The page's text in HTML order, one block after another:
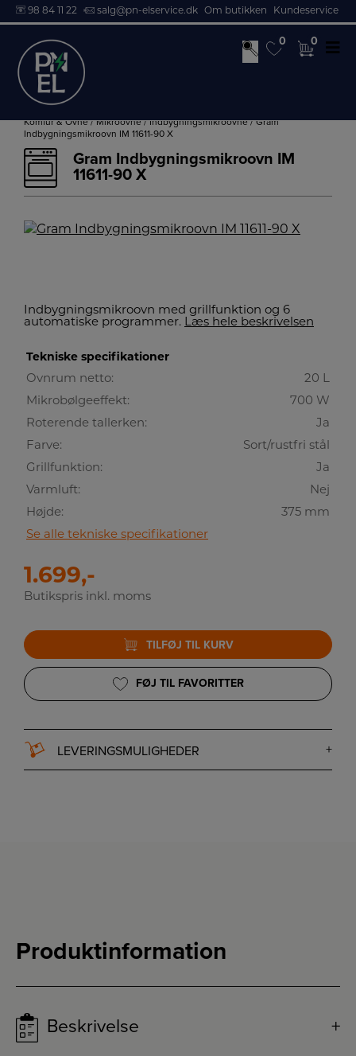
til
indholdet
98 84 11 22 salg@pn-elservice.dk Om butikken Kundeservice
0
0 0
0
Komfur & Ovne/Mikroovne/Indbygningsmikroovne/ Gram
Indbygningsmikroovn IM 11611-90 X
Gram Indbygningsmikroovn IM
11611-90 X
Indbygningsmikroovn med grillfunktion og 6
automatiske programmer. Læs hele beskrivelsen
Tekniske specifikationer
Ovnrum netto:
20 L
Mikrobølgeeffekt:
700 W
Roterende tallerken:
Ja
Farve:
Sort/rustfri stål
Grillfunktion:
Ja
Varmluft:
Nej
Højde:
375 mm
Se alle tekniske specifikationer
1.699,-
Butikspris inkl. moms
TILFØJ TIL KURV
FØJ TIL FAVORITTER
LEVERINGSMULIGHEDER
Produktinformation
Beskrivelse